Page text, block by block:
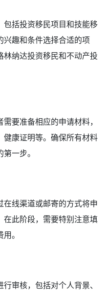
包括投资移民项目和技能移
兴趣和条件选择合适的项
林纳达投资移民和不动产投
要准备相应的申请材料，
健康证明等。确保所有材料
一步。
线渠道或邮寄的方式将申
在此阶段，需要特别注意填
。
审核，包括对个人背景、